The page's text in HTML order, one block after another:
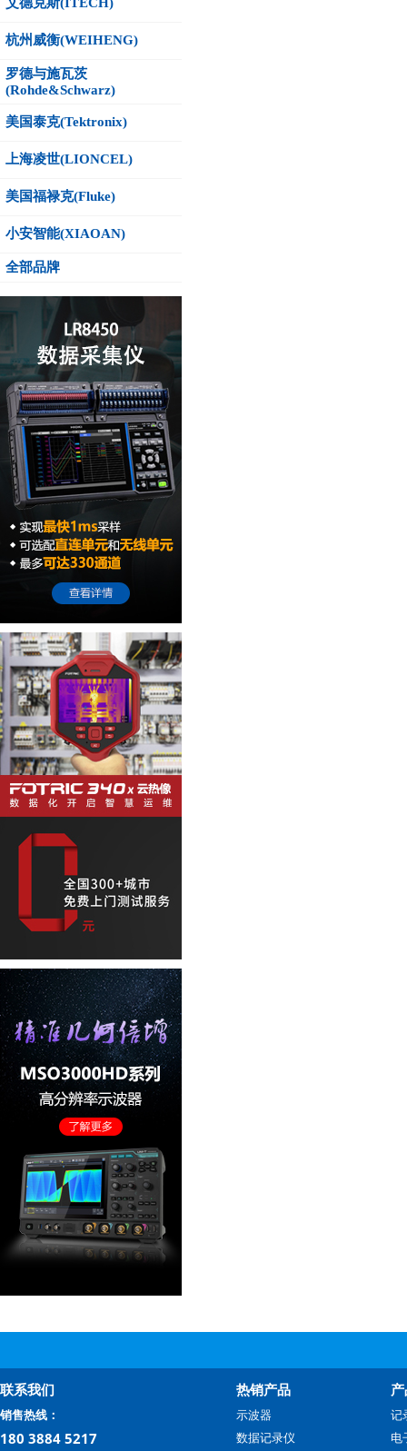
杭州威衡(WEIHENG)
罗德与施瓦茨
(Rohde&Schwarz)
美国泰克(Tektronix)
上海凌世(LIONCEL)
美国福禄克(Fluke)
小安智能(XIAOAN)
全部品牌
联系我们
销售热线：
180 3884 5217
热销产品
示波器
数据记录仪
记
电